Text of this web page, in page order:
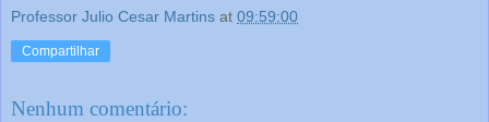
Professor Julio Cesar Martins at 09:59:00
Compartilhar
Nenhum comentário: